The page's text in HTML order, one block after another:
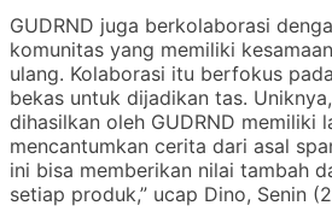
GUDRND juga berkolaborasi
komunitas yang memiliki
ulang. Kolaborasi itu berfokus
bekas untuk dijadikan tas.
dihasilkan oleh GUDRND memiliki
mencantumkan cerita dari asal
ini bisa memberikan nilai tambah
setiap produk,” ucap Dino, Senin